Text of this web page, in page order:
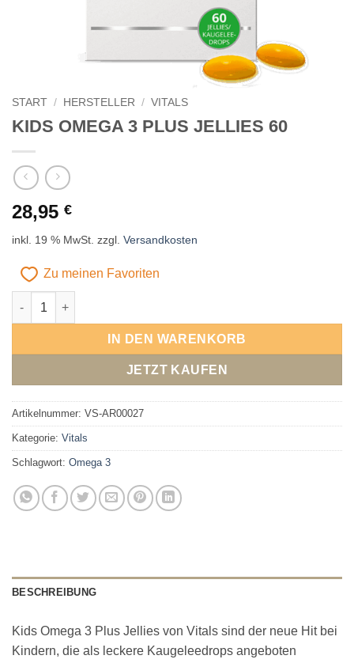
START / HERSTELLER / VITALS
KIDS OMEGA 3 PLUS JELLIES 60
28,95 €
inkl. 19 % MwSt. zzgl. Versandkosten
Zu meinen Favoriten
KIDS OMEGA 3 PLUS JELLIES 60 Menge
IN DEN WARENKORB
JETZT KAUFEN
Alternative:
Artikelnummer: VS-AR00027
Kategorie: Vitals
Schlagwort: Omega 3
BESCHREIBUNG
Kids Omega 3 Plus Jellies von Vitals sind der neue Hit bei
Kindern, die als leckere Kaugeleedrops angeboten